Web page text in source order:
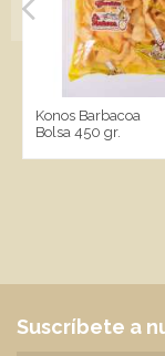
Konos Barbacoa
Bolsa 450 gr.
Suscríbete a